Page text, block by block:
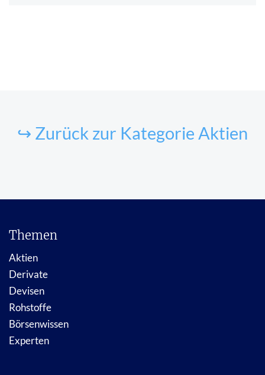
↪ Zurück zur Kategorie Aktien
Themen
Aktien
Derivate
Devisen
Rohstoffe
Börsenwissen
Experten